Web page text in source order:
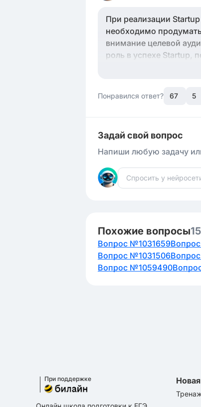
При реализации
необходимо
внимание целевой
роль в успехе Startup,
того, важно иметь
обновлении вашего
требует гибкости,
Понравился ответ? 67 5
Задай свой вопрос
Напиши любую задачу
Похожие вопросы15
Вопрос №1031659
Вопрос №1031506
Вопрос №1059490
При поддержке